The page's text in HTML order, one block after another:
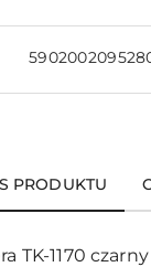
PRODUKTU
TK-1170 czarny